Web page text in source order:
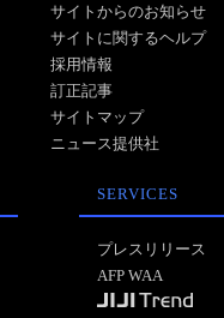
サイトからのお知らせ
サイトに関するヘルプ
採用情報
訂正記事
サイトマップ
ニュース提供社
SERVICES
プレスリリース
AFP WAA